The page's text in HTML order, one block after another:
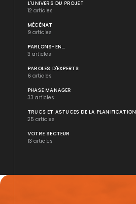
L'UNIVERS DU PROJET
12 articles
MÉCÉNAT
9 articles
PARLONS-EN...
3 articles
PAROLES D'EXPERTS
6 articles
PHASE MANAGER
33 articles
TRUCS ET ASTUCES DE LA PLANIFICATION
25 articles
VOTRE SECTEUR
13 articles